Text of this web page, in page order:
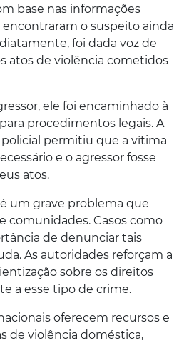
base nas informações
o suspeito ainda
foi dada voz de
atos de violência cometidos
ele foi encaminhado à
procedimentos legais. A
permitiu que a vítima
e o agressor fosse
atos.
um grave problema que
comunidades. Casos como
de denunciar tais
As autoridades reforçam a
sobre os direitos
a esse tipo de crime.
oferecem recursos e
de violência doméstica,